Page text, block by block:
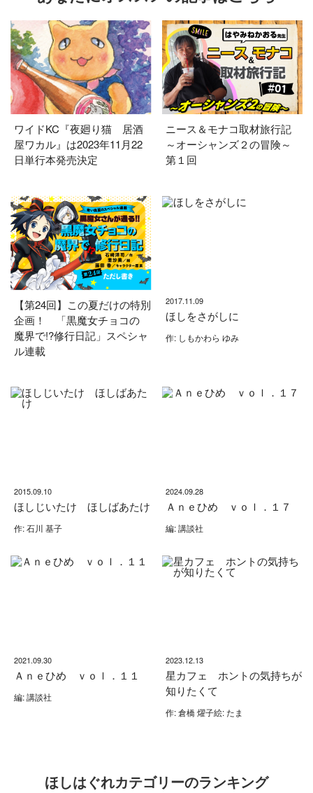
ワイドKC『夜廻り猫 居酒
屋ワカル』は2023年11月22
日単行本発売決定
ニース＆モナコ取材旅行記
～オーシャンズ２の冒険～
第１回
【第24回】この夏だけの特別
企画！ 「黒魔女チョコの
魔界で!?修行日記」スペシャ
ル連載
2017.11.09
ほしをさがしに
作: しもかわら ゆみ
2015.09.10
ほしじいたけ ほしばあたけ
作: 石川 基子
2024.09.28
Ａｎｅひめ ｖｏｌ．１７
編: 講談社
2021.09.30
Ａｎｅひめ ｖｏｌ．１１
編: 講談社
2023.12.13
星カフェ ホントの気持ちが
知りたくて
作: 倉橋 燿子絵: たま
ほしはぐれカテゴリーのランキング